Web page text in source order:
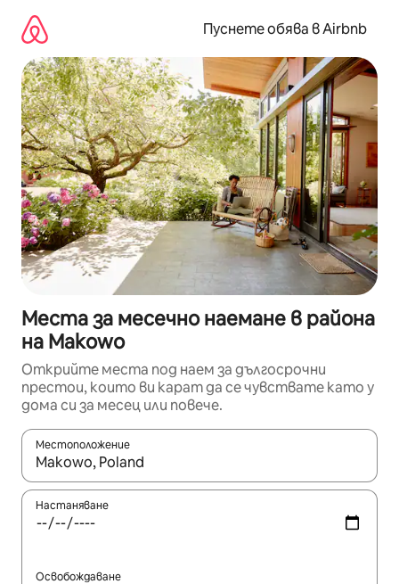
съдържанието
Пуснете обява в Airbnb
Места за месечно наемане в района
на Makowo
Открийте места под наем за дългосрочни
престои, които ви карат да се чувствате като у
дома си за месец или повече.
Местоположение
Когато резултатите се покажат, използвайте
Настаняване
Освобождаване